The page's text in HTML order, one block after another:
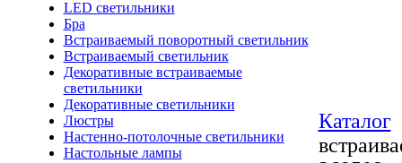
LED светильники
Бра
Встраиваемый поворотный светильник
Встраиваемый светильник
Декоративные встраиваемые
светильники
Декоративные светильники
Люстры
Настенно-потолочные светильники
Настольные лампы
Каталог